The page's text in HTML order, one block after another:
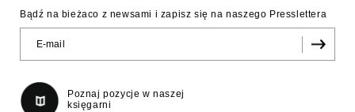
Bądź na bieżaco z newsami i zapisz się na naszego Presslettera
Poznaj pozycje w naszej
księgarni